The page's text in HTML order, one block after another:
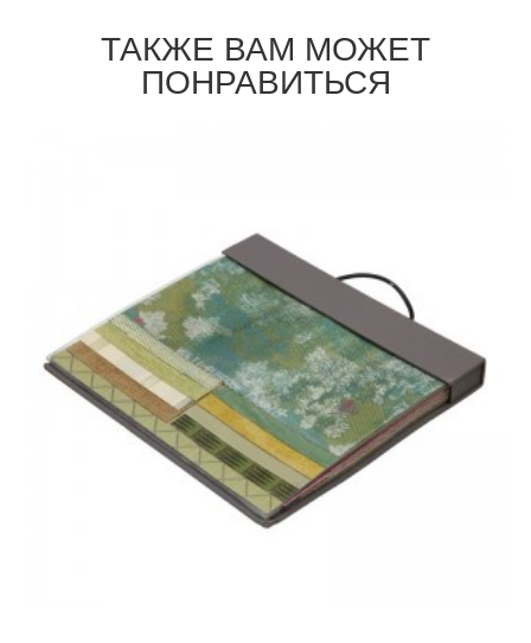
ТАКЖЕ ВАМ МОЖЕТ
ПОНРАВИТЬСЯ